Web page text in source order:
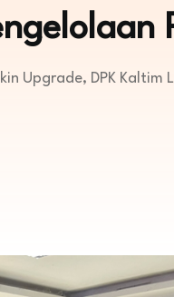
Upgrade, DPK